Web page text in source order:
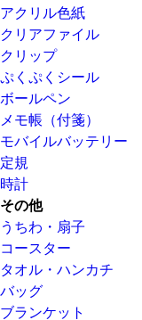
アクリル色紙
クリアファイル
クリップ
ぷくぷくシール
ボールペン
メモ帳（付箋）
モバイルバッテリー
定規
時計
その他
うちわ・扇子
コースター
タオル・ハンカチ
バッグ
ブランケット